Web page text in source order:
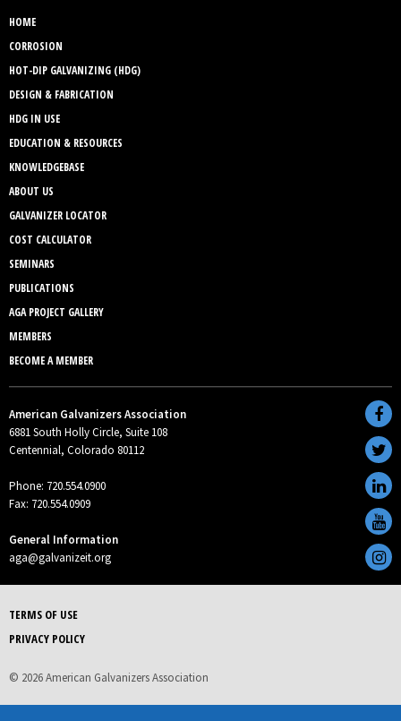
HOME
CORROSION
HOT-DIP GALVANIZING (HDG)
DESIGN & FABRICATION
HDG IN USE
EDUCATION & RESOURCES
KNOWLEDGEBASE
ABOUT US
GALVANIZER LOCATOR
COST CALCULATOR
SEMINARS
PUBLICATIONS
AGA PROJECT GALLERY
MEMBERS
BECOME A MEMBER
American Galvanizers Association
6881 South Holly Circle, Suite 108
Centennial, Colorado 80112
Phone: 720.554.0900
Fax: 720.554.0909
General Information
aga@galvanizeit.org
TERMS OF USE
PRIVACY POLICY
© 2026 American Galvanizers Association